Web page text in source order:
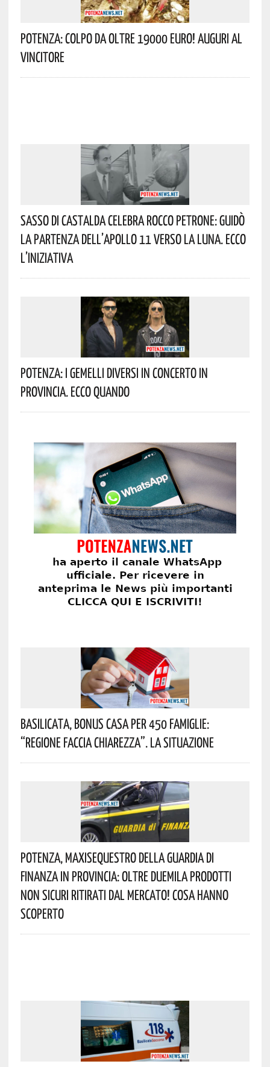
Potenza: Colpo Da Oltre 19000 Euro! Auguri Al
Vincitore
Sasso Di Castalda Celebra Rocco Petrone: Guidò
La Partenza Dell’Apollo 11 Verso La Luna. Ecco
L’iniziativa
Potenza: I Gemelli DiVersi In Concerto In
Provincia. Ecco Quando
Basilicata, Bonus Casa Per 450 Famiglie:
“Regione Faccia Chiarezza”. La Situazione
Potenza, Maxisequestro Della Guardia Di
Finanza In Provincia: Oltre Duemila Prodotti
Non Sicuri Ritirati Dal Mercato! Cosa Hanno
Scoperto